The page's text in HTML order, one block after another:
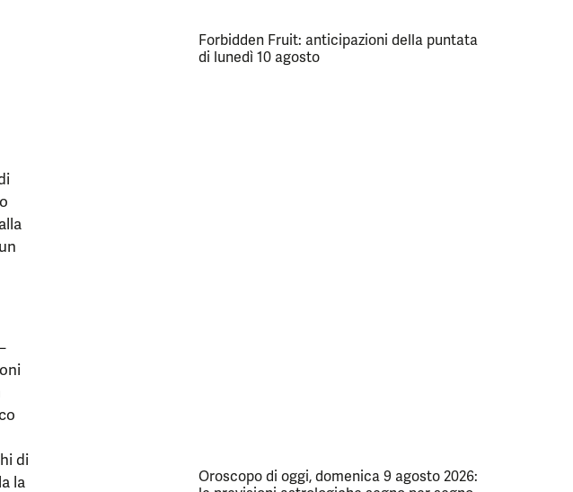
di
la
Forbidden Fruit: anticipazioni della puntata
di lunedì 10 agosto
Oroscopo di oggi, domenica 9 agosto 2026: